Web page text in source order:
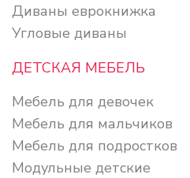
Диваны еврокнижка
Угловые диваны
ДЕТСКАЯ МЕБЕЛЬ
Мебель для девочек
Мебель для мальчиков
Мебель для подростков
Модульные детские